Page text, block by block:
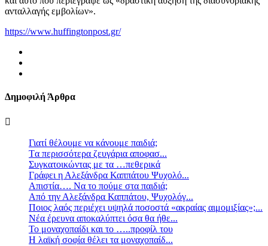
ανταλλαγής εμβολίων».
https://www.huffingtonpost.gr/
Δημοφιλή Άρθρα
Γιατί θέλουμε να κάνουμε παιδιά;
Tα περισσότερα ζευγάρια αποφασ...
Συγκατοικώντας με τα …πεθερικά
Γράφει η Αλεξάνδρα Καππάτου Ψυχολό...
Απιστία…. Να το πούμε στα παιδιά;
Από την Αλεξάνδρα Καππάτου, Ψυχολόγ...
Ποιος λαός περιέχει υψηλά ποσοστά «ακραίας αιμομιξίας»;...
Νέα έρευνα αποκαλύπτει όσα θα ήθε...
Το μοναχοπαίδι και το …..προφίλ του
Η λαϊκή σοφία θέλει τα μοναχοπαίδ...